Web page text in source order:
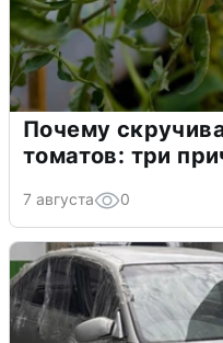
Почему
томатов: три
7 августа 0